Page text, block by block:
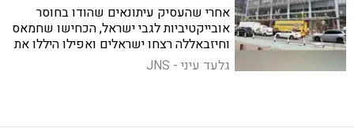
אחרי שהעסיק עיתונאים שהודו בחוסר
אובייקטיביות לגבי ישראל, הכחישו שחמאס
וחיזבאללה רצחו ישראלים ואפילו היללו את
היטלר לאחר 7 באוקטובר, אחד העיתונים
הגדולים בעולם שכר את שירותיו של כתב
גלעד עיני - JNS